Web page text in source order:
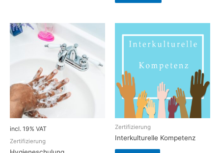
incl. 19% VAT
Zertifizierung
Zertifizierung
Interkulturelle Kompetenz